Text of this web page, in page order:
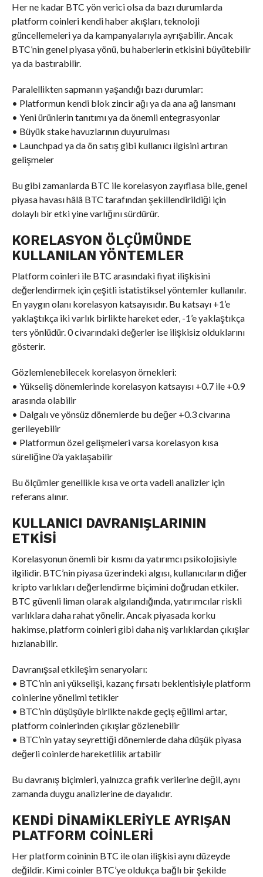
Her ne kadar BTC yön verici olsa da bazı durumlarda
platform coinleri kendi haber akışları, teknoloji
güncellemeleri ya da kampanyalarıyla ayrışabilir. Ancak
BTC’nin genel piyasa yönü, bu haberlerin etkisini büyütebilir
ya da bastırabilir.
Paralellikten sapmanın yaşandığı bazı durumlar:
• Platformun kendi blok zincir ağı ya da ana ağ lansmanı
• Yeni ürünlerin tanıtımı ya da önemli entegrasyonlar
• Büyük stake havuzlarının duyurulması
• Launchpad ya da ön satış gibi kullanıcı ilgisini artıran
gelişmeler
Bu gibi zamanlarda BTC ile korelasyon zayıflasa bile, genel
piyasa havası hâlâ BTC tarafından şekillendirildiği için
dolaylı bir etki yine varlığını sürdürür.
KORELASYON ÖLÇÜMÜNDE
KULLANILAN YÖNTEMLER
Platform coinleri ile BTC arasındaki fiyat ilişkisini
değerlendirmek için çeşitli istatistiksel yöntemler kullanılır.
En yaygın olanı korelasyon katsayısıdır. Bu katsayı +1’e
yaklaştıkça iki varlık birlikte hareket eder, -1’e yaklaştıkça
ters yönlüdür. 0 civarındaki değerler ise ilişkisiz olduklarını
gösterir.
Gözlemlenebilecek korelasyon örnekleri:
• Yükseliş dönemlerinde korelasyon katsayısı +0.7 ile +0.9
arasında olabilir
• Dalgalı ve yönsüz dönemlerde bu değer +0.3 civarına
gerileyebilir
• Platformun özel gelişmeleri varsa korelasyon kısa
süreliğine 0’a yaklaşabilir
Bu ölçümler genellikle kısa ve orta vadeli analizler için
referans alınır.
KULLANICI DAVRANIŞLARININ
ETKISI
Korelasyonun önemli bir kısmı da yatırımcı psikolojisiyle
ilgilidir. BTC’nin piyasa üzerindeki algısı, kullanıcıların diğer
kripto varlıkları değerlendirme biçimini doğrudan etkiler.
BTC güvenli liman olarak algılandığında, yatırımcılar riskli
varlıklara daha rahat yönelir. Ancak piyasada korku
hakimse, platform coinleri gibi daha niş varlıklardan çıkışlar
hızlanabilir.
Davranışsal etkileşim senaryoları:
• BTC’nin ani yükselişi, kazanç fırsatı beklentisiyle platform
coinlerine yönelimi tetikler
• BTC’nin düşüşüyle birlikte nakde geçiş eğilimi artar,
platform coinlerinden çıkışlar gözlenebilir
• BTC’nin yatay seyrettiği dönemlerde daha düşük piyasa
değerli coinlerde hareketlilik artabilir
Bu davranış biçimleri, yalnızca grafik verilerine değil, aynı
zamanda duygu analizlerine de dayalıdır.
KENDI DINAMIKLERIYLE AYRIŞAN
PLATFORM COINLERI
Her platform coininin BTC ile olan ilişkisi aynı düzeyde
değildir. Kimi coinler BTC’ye oldukça bağlı bir şekilde